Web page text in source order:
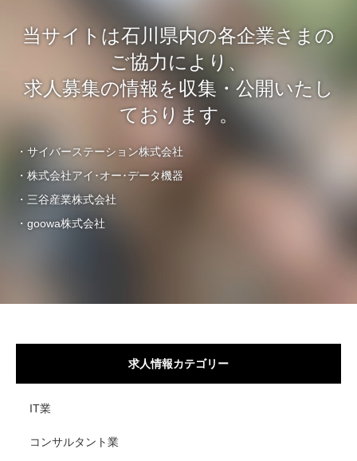
当サイトは石川県内の各企業さまの
ご協力により、
求人募集の情報を収集・公開いたし
ております。
・サイバーステーション株式会社
・株式会社アイ･オー･データ機器
・三谷産業株式会社
・goowa株式会社
求人情報カテゴリー
IT業
コンサルタント業